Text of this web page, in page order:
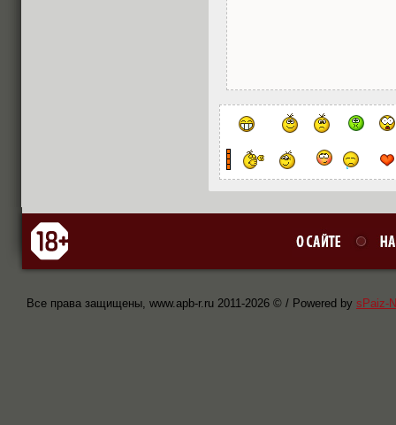
Все права защищены, www.apb-r.ru 2011-2026 © / Powered by sPaiz-